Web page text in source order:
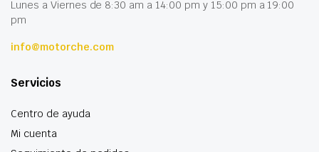
Lunes a Viernes de 8:30 am a 14:00 pm y 15:00 pm a 19:00
pm
info@motorche.com
Servicios
Centro de ayuda
Mi cuenta